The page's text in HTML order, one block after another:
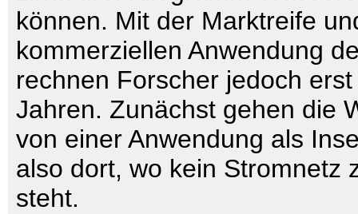
können. Mit der Marktreife
kommerziellen Anwendung
rechnen Forscher jedoch
Jahren. Zunächst gehen die
von einer Anwendung als
also dort, wo kein Stromnetz
steht.